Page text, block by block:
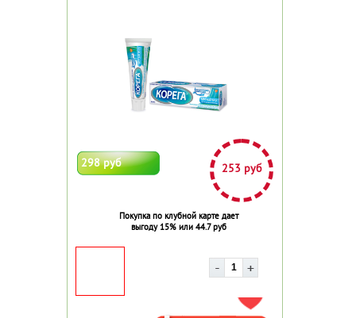
298 руб 253 руб
Покупка по клубной карте дает
выгоду 15% или 44.7 руб
ДОБАВИТЬ В ИЗБРАННОЕ